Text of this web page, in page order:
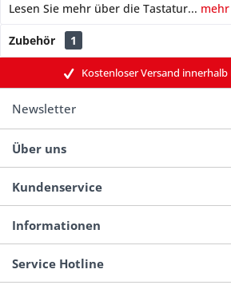
Lesen Sie mehr über die Tastatur... mehr
Zubehör 1
Kostenloser Versand
Newsletter
Über uns
Kundenservice
Informationen
Service Hotline